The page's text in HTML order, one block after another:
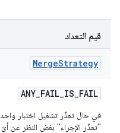
قيم التعداد
MergeStrategy
ANY_FAIL_IS_FAIL
في حال تعذّر تشغيل اختبار واحد
"تعذّر الإجراء" بغض النظر عن